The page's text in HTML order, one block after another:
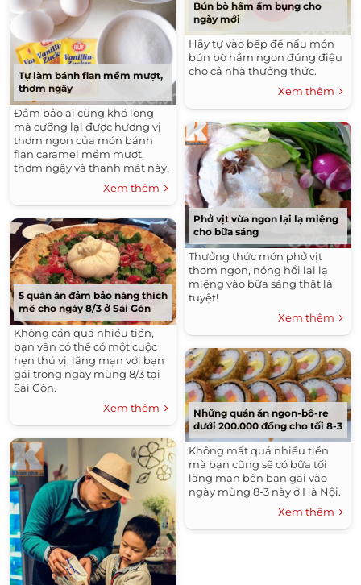
Tự làm bánh flan mềm mượt,
thơm ngậy
Đảm bảo ai cũng khó lòng
mà cưỡng lại được hương vị
thơm ngon của món bánh
flan caramel mềm mượt,
thơm ngậy và thanh mát này.
Xem thêm
5 quán ăn đảm bảo nàng thích
mê cho ngày 8/3 ở Sài Gòn
Không cần quá nhiều tiền,
bạn vẫn có thể có một cuộc
hẹn thú vị, lãng mạn với bạn
gái trong ngày mùng 8/3 tại
Sài Gòn.
Xem thêm
Bún bò hầm ấm bụng cho
ngày mới
Hãy tự vào bếp để nấu món
bún bò hầm ngon đúng điệu
cho cả nhà thưởng thức.
Xem thêm
Phở vịt vừa ngon lại lạ miệng
cho bữa sáng
Thưởng thức món phở vịt
thơm ngon, nóng hổi lại lạ
miệng vào bữa sáng thật là
tuyệt!
Xem thêm
Những quán ăn ngon-bổ-rẻ
dưới 200.000 đồng cho tối 8-3
Không mất quá nhiều tiền
mà bạn cũng sẽ có bữa tối
lãng mạn bên bạn gái vào
ngày mùng 8-3 này ở Hà Nội.
Xem thêm